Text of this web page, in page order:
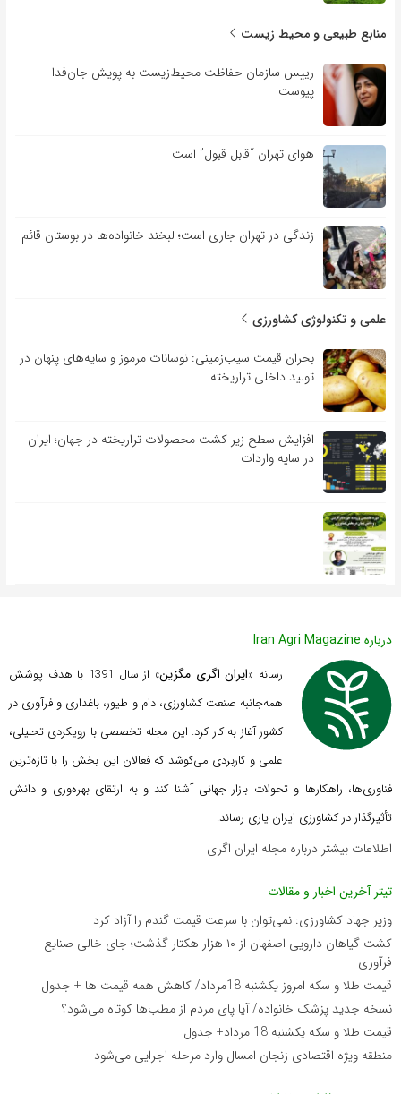
منابع طبیعی و محیط زیست
رییس سازمان حفاظت محیط‌زیست به پویش جان‌فدا
پیوست
هوای تهران “قابل قبول” است
زندگی در تهران جاری است؛ لبخند خانواده‌ها در بوستان قائم
علمی و تکنولوژی کشاورزی
بحران قیمت سیب‌زمینی: نوسانات مرموز و سایه‌های پنهان در
تولید داخلی تراریخته
افزایش سطح زیر کشت محصولات تراریخته در جهان؛ ایران
در سایه واردات
درباره Iran Agri Magazine
رسانه «ایران اگری مگزین
» از سال 1391 با هدف پوشش
همه‌جانبه صنعت کشاورزی، دام و طیور، باغداری و فرآوری در
کشور آغاز به کار کرد. این مجله تخصصی با رویکردی تحلیلی،
علمی و کاربردی می‌کوشد که فعالان این بخش را با تازه‌ترین
فناوری‌ها، راهکارها و تحولات بازار جهانی آشنا کند و به ارتقای بهره‌وری و دانش
تأثیرگذار در کشاورزی ایران یاری رساند.
اطلاعات بیشتر درباره مجله ایران اگری
تیتر آخرین اخبار و مقالات
وزیر جهاد کشاورزی: نمی‌توان با سرعت قیمت گندم را آزاد کرد
کشت گیاهان دارویی اصفهان از ۱۰ هزار هکتار گذشت؛ جای خالی صنایع
فرآوری
قیمت طلا و سکه امروز یکشنبه 18مرداد/ کاهش همه قیمت ها + جدول
نسخه جدید پزشک خانواده/ آیا پای مردم از مطب‌ها‌ کوتاه می‌شود؟
قیمت طلا و سکه یکشنبه 18 مرداد+ جدول
منطقه ویژه اقتصادی زنجان امسال وارد مرحله اجرایی می‌شود